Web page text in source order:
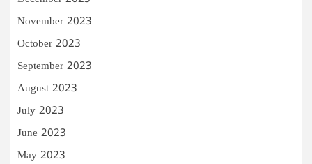
November 2023
October 2023
September 2023
August 2023
July 2023
June 2023
May 2023